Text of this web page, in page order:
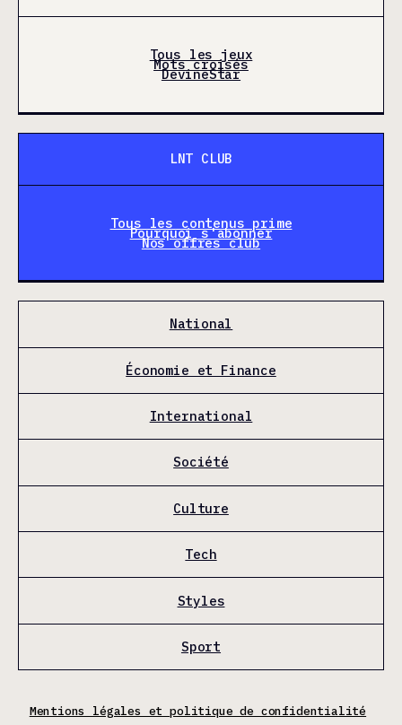
Tous les jeux
Mots croisés
DevineStar
LNT CLUB
Tous les contenus prime
Pourquoi s'abonner
Nos offres club
National
Économie et Finance
International
Société
Culture
Tech
Styles
Sport
Mentions légales et politique de confidentialité